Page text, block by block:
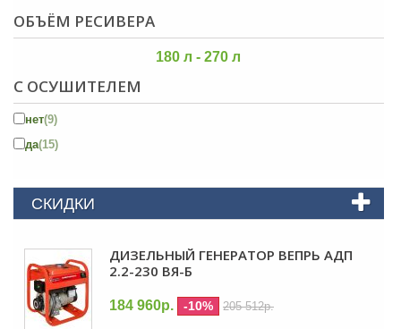
ОБЪЁМ РЕСИВЕРА
180 л - 270 л
С ОСУШИТЕЛЕМ
нет(9)
да(15)
СКИДКИ
ДИЗЕЛЬНЫЙ ГЕНЕРАТОР ВЕПРЬ АДП
2.2-230 ВЯ-Б
184 960р. -10% 205 512р.